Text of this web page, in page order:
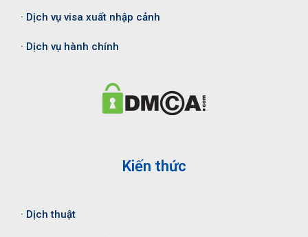
· Dịch vụ visa xuất nhập cảnh
· Dịch vụ hành chính
Kiến thức
· Dịch thuật